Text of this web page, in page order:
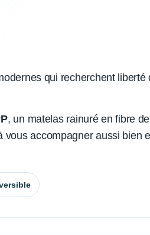
qui recherchent liberté
, un matelas rainuré en fibre de
vous accompagner aussi bien